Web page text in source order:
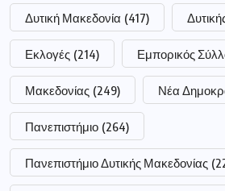
Δυτική Μακεδονία (417)
Εκλογές (214) Εμπορικός
Μακεδονίας (249) Νέα
Πανεπιστήμιο (264)
Πανεπιστήμιο Δυτικής Μακεδονίας